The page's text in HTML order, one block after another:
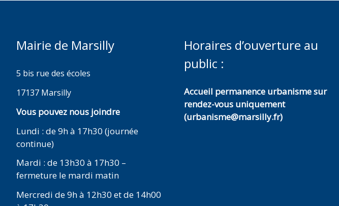
Mairie de Marsilly
5 bis rue des écoles
17137 Marsilly
Vous pouvez nous joindre
Lundi : de 9h à 17h30 (journée
continue)
Mardi : de 13h30 à 17h30 –
fermeture le mardi matin
Mercredi de 9h à 12h30 et de 14h00
Horaires d’ouverture au
public :
Accueil permanence urbanisme sur
rendez-vous uniquement
(urbanisme@marsilly.fr)